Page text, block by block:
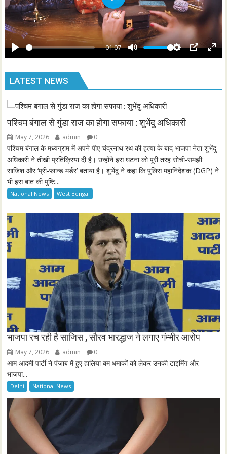
e
e
P
l
a
01:07
M
S
n
s
P
E
l
s
e
n
P
l
a
y
LATEST NEWS
पश्चिम बंगाल से गुंडा राज का होगा सफाया : शुभेंदु अधिकारी
May 7, 2026 admin 0
पश्चिम बंगाल के मध्यग्राम में अपने पीए चंद्रनाथ रथ की हत्या के बाद भाजपा नेता शुभेंदु
अधिकारी ने तीखी प्रतिक्रिया दी है। उन्होंने इस घटना को पूरी तरह सोची-समझी
साजिश और ‘प्री-प्लान्ड मर्डर’ बताया है। शुभेंदु ने कहा कि पुलिस महानिदेशक (DGP) ने
भी इस बात की पुष्टि...
National News West Bengal
भाजपा रच रही है साजिस , सौरव भारद्धाज ने लगाए गंम्भीर आरोप
May 7, 2026 admin 0
आम आदमी पार्टी ने पंजाब में हुए हालिया बम धमाकों को लेकर उनकी टाइमिंग और
भाजपा...
Delhi National News